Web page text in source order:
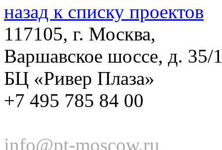
назад к списку проектов
117105, г. Москва,
Варшавское шоссе, д. 35/
БЦ «Ривер Плаза»
+7 495 785 84 00
info@pt-moscow.ru